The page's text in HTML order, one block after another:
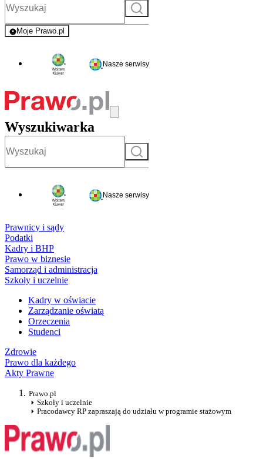
Szukaj
Moje Prawo.pl
- rejestracja i logowanie do serwisu
Nasze serwisy
Wyszukiwarka
Szukaj
Nasze serwisy
Prawnicy i sądy
Podatki
Kadry i BHP
Prawo w biznesie
Samorząd i administracja
Szkoły i uczelnie
Kadry w oświacie
Zarządzanie oświatą
Orzeczenia
Studenci
Zdrowie
Prawo dla każdego
Akty Prawne
Prawo.pl
Szkoły i uczelnie
Pracodawcy RP zapraszają do udziału w programie stażowym